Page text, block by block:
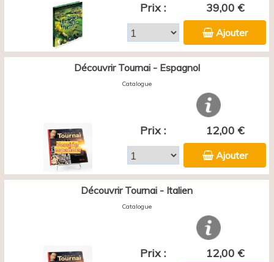
Prix : 39,00 €
Ajouter
Découvrir Tournai - Espagnol
Catalogue
Prix : 12,00 €
Ajouter
Découvrir Tournai - Italien
Catalogue
Prix : 12,00 €